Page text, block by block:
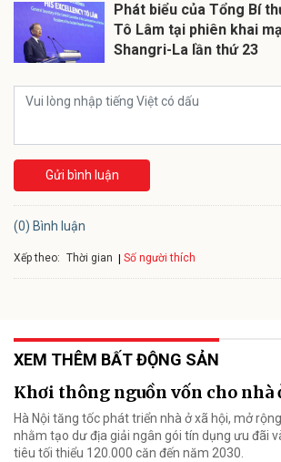
Phát biểu của Tổng Bí
Tô Lâm tại phiên khai
Shangri-La lần thứ 23
Gửi bình luận
(0) Bình luận
Xếp theo: Thời gian Số người thích
XEM THÊM BẤT ĐỘNG SẢN
Khơi thông nguồn vốn cho nhà
Hà Nội tăng tốc phát triển nhà ở xã hội, mở
nhằm tạo dư địa giải ngân gói tín dụng ưu đãi
tiêu tối thiểu 120.000 căn đến năm 2030.